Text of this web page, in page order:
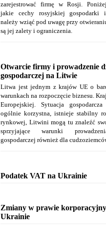
zarejestrować firmę w Rosji.
jakie cechy rosyjskiej gospodarki i
należy wziąć pod uwagę przy
są jej zalety i ograniczenia.
Otwarcie firmy i prowadzenie
gospodarczej na Litwie
Litwa jest jednym z krajów UE o
warunkach na rozpoczęcie biznesu.
Europejskiej. Sytuacja
ogólnie korzystna, istnieje stabilny
rynkowej, Litwini mogą tu znaleźć
sprzyjające warunki
gospodarczej również dla
Podatek VAT na Ukrainie
Zmiany w prawie
Ukrainie